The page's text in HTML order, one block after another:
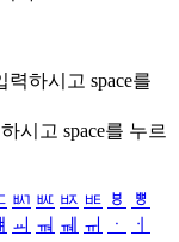
력하시고 space를
시고 space를 누르
ㅴ ㅵ ㅶ ㅷ ㅸ
ㅹ
ㆉ ㆊ ㆋ ㆌ ㆍ
ㆎ